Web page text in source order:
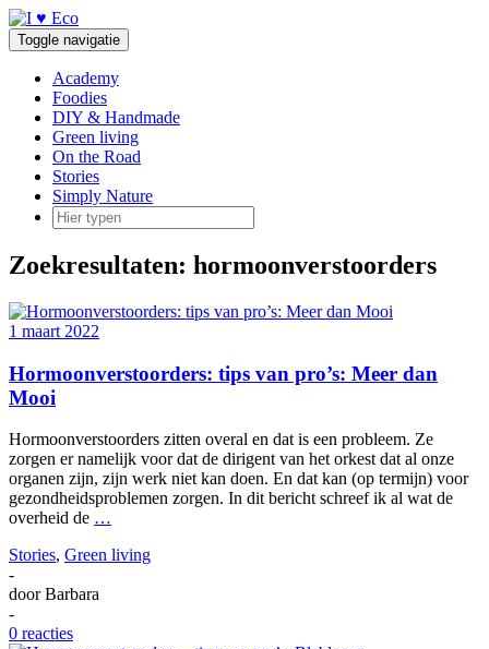
Doorgaan
naar
inhoud
Toggle navigatie
Academy
Foodies
DIY & Handmade
Green living
On the Road
Stories
Simply Nature
Zoekresultaten: hormoonverstoorders
1 maart 2022
Hormoonverstoorders: tips van pro’s: Meer dan
Mooi
Hormoonverstoorders zitten overal en dat is een probleem. Ze
zorgen er namelijk voor dat de dirigent van het orkest dat al onze
organen zijn, zijn werk niet kan doen. En dat kan (op termijn) voor
gezondheidsproblemen zorgen. In dit bericht schreef ik al wat de
overheid de …
Stories, Green living
-
doorBarbara
-
0 reacties